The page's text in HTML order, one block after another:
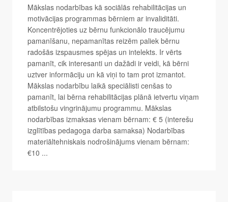
Mākslas nodarbības kā sociālās rehabilitācijas un
motivācijas programmas bērniem ar invaliditāti.
Koncentrējoties uz bērnu funkcionālo traucējumu
pamanīšanu, nepamanītas reizēm paliek bērnu
radošās izspausmes spējas un intelekts. Ir vērts
pamanīt, cik interesanti un dažādi ir veidi, kā bērni
uztver informāciju un kā viņi to tam prot izmantot.
Mākslas nodarbību laikā speciālisti cenšas to
pamanīt, lai bērna rehabilitācijas plānā ietvertu viņam
atbilstošu vingrinājumu programmu. Mākslas
nodarbības izmaksas vienam bērnam: € 5 (interešu
izglītības pedagoga darba samaksa) Nodarbības
materiāltehniskais nodrošinājums vienam bērnam:
€10 ...